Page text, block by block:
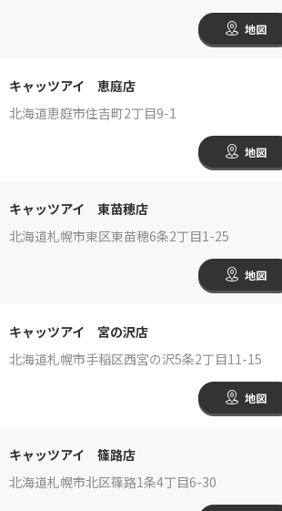
地図
キャッツアイ 恵庭店
北海道恵庭市住吉町2丁目9-1
地図
キャッツアイ 東苗穂店
北海道札幌市東区東苗穂6条2丁目1-25
地図
キャッツアイ 宮の沢店
北海道札幌市手稲区西宮の沢5条2丁目11-15
地図
キャッツアイ 篠路店
北海道札幌市北区篠路1条4丁目6-30